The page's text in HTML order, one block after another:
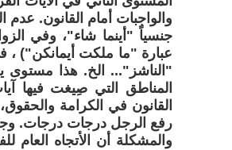
والواجبات أمام القانون.
جنسياً "أينما شاء"، وفي
عبارة "ما ملكت أيمانكن") ،
"الناشز"... الخ. هذا مستوى
المناطق التي صِيغت فيها
القانون في الكرامة
رفع الرجل درجات درجات.
والمشكلة أن الأتجاه